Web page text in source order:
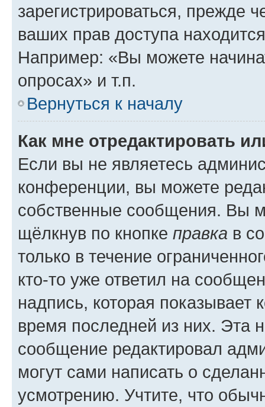
зарегистрироваться, прежде
ваших прав доступа
Например: «Вы можете
опросах» и т.п.
Вернуться к началу
Как мне отредактировать
Если вы не являетесь
конференции, вы можете
собственные сообщения. Вы
щёлкнув по кнопке правка в
только в течение
кто-то уже ответил на
надпись, которая показывает
время последней из них. Эта
сообщение редактировал
могут сами написать о
усмотрению. Учтите, что